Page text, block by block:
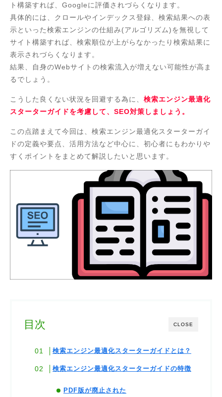
ト構築すれば、Googleに評価されづらくなります。
具体的には、クロールやインデックス登録、検索結果への表
示といった検索エンジンの仕組み(アルゴリズム)を無視して
サイト構築すれば、検索順位が上がらなかったり検索結果に
表示されづらくなります。
結果、自身のWebサイトの検索流入が増えない可能性が高ま
るでしょう。
こうした良くない状況を回避する為に、 検索エンジン最適化
スターターガイドを考慮して、SEO対策しましょう。
この点踏まえて今回は、検索エンジン最適化スターターガイ
ドの定義や要点、活用方法など中心に、初心者にもわかりや
すくポイントをまとめて解説したいと思います。
CLOSE
目次
検索エンジン最適化スターターガイドとは？
検索エンジン最適化スターターガイドの特徴
PDF版が廃止された